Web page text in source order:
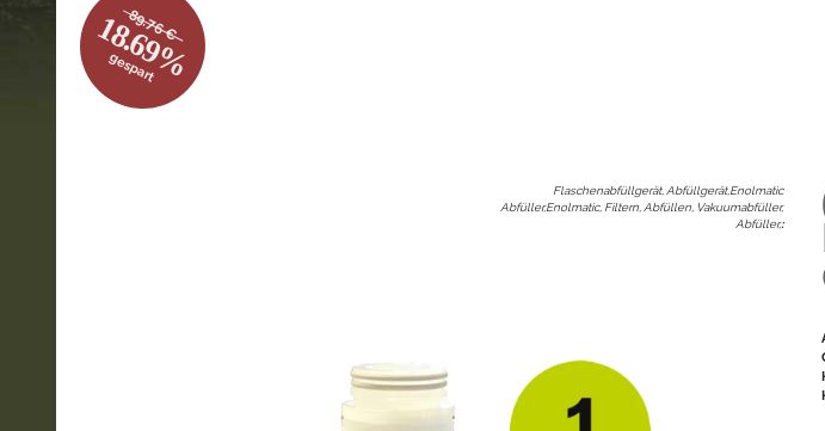
89.76 €
18.69%
gespart
Flaschenabfüllgerät, Abfüllgerät,Enolmatic
Abfüller,Enolmatic, Filtern, Abfüllen, Vakuumabfüller,
Abfüller,: